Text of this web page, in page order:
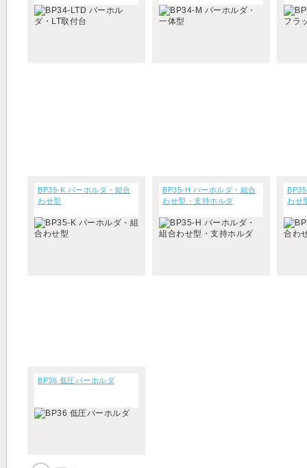
BP35-K バーホルダ・組合
わせ型
BP35-H バーホルダ・組合
わせ型・支持ホルダ
わせ
BP36 低圧バーホルダ